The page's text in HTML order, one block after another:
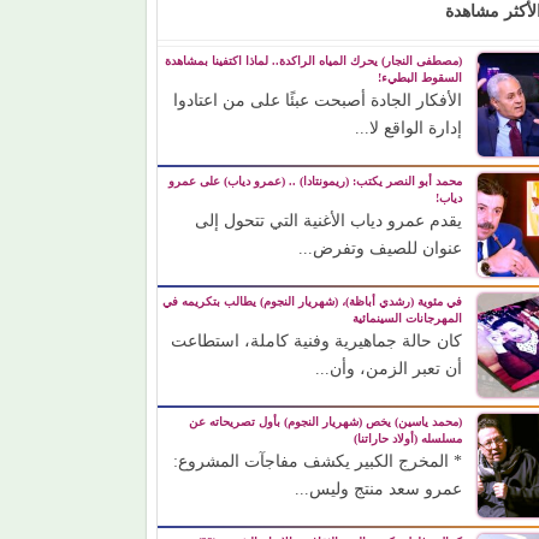
مشاهدة
(مصطفى النجار) يحرك المياه الراكدة.. لماذا اكتفينا بمشاهدة
السقوط البطيء!
الأفكار الجادة أصبحت عبئًا على من اعتادوا
إدارة الواقع لا...
محمد أبو النصر يكتب: (ريمونتادا) .. (عمرو دياب) على عمرو
دياب!
يقدم عمرو دياب الأغنية التي تتحول إلى
عنوان للصيف وتفرض...
في مئوية (رشدي أباظة)، (شهريار النجوم) يطالب بتكريمه في
المهرجانات السينمائية
كان حالة جماهيرية وفنية كاملة، استطاعت
أن تعبر الزمن، وأن...
(محمد ياسين) يخص (شهريار النجوم) بأول تصريحاته عن
مسلسله (أولاد حاراتنا)
* المخرج الكبير يكشف مفاجآت المشروع:
عمرو سعد منتج وليس...